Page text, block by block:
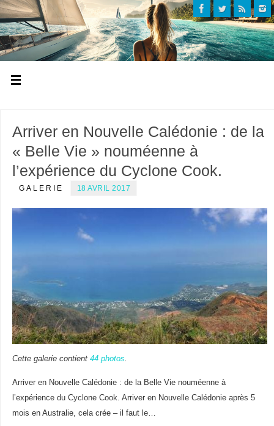
Arriver en Nouvelle Calédonie : de la
« Belle Vie » nouméenne à
l’expérience du Cyclone Cook.
GALERIE 18 AVRIL 2017
Cette galerie contient 44 photos.
Arriver en Nouvelle Calédonie : de la Belle Vie nouméenne à
l’expérience du Cyclone Cook. Arriver en Nouvelle Calédonie après 5
mois en Australie, cela crée – il faut le…